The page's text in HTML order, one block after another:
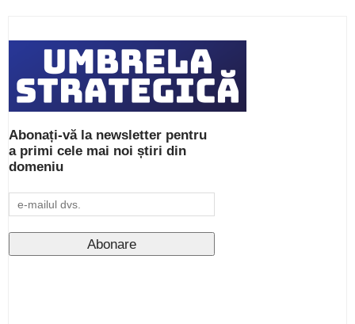
Abonați-vă la newsletter pentru
a primi cele mai noi știri din
domeniu